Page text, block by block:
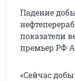
Падение
показатели
премьер РФ
«Сейчас